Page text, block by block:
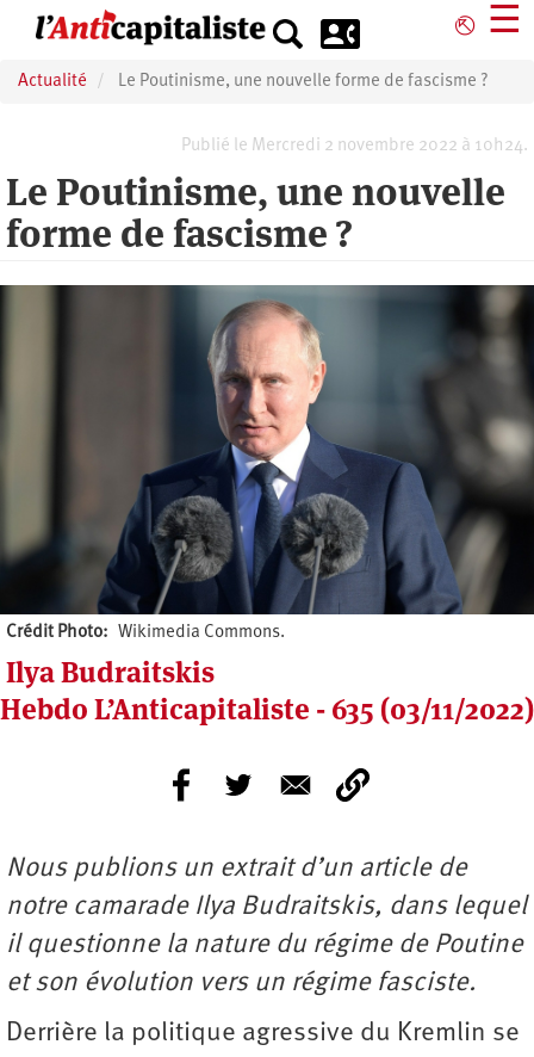
principal
⎋ ☰
Actualité Le Poutinisme, une nouvelle forme de fascisme ?
Publié le Mercredi 2 novembre 2022 à 10h24.
Le Poutinisme, une nouvelle
forme de fascisme ?
Crédit Photo Wikimedia Commons.
Ilya Budraitskis
Hebdo L’Anticapitaliste - 635 (03/11/2022)
Nous publions un extrait d’un article de
notre camarade Ilya Budraitskis, dans lequel
il questionne la nature du régime de Poutine
et son évolution vers un régime fasciste.
Derrière la politique agressive du Kremlin se